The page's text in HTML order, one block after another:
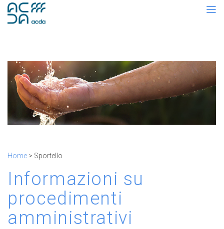
Home > Sportello
Informazioni su
procedimenti
amministrativi